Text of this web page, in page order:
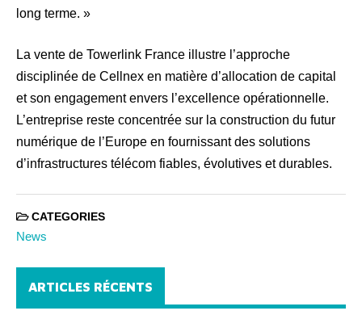
long terme. »
La vente de Towerlink France illustre l’approche
disciplinée de Cellnex en matière d’allocation de capital
et son engagement envers l’excellence opérationnelle.
L’entreprise reste concentrée sur la construction du futur
numérique de l’Europe en fournissant des solutions
d’infrastructures télécom fiables, évolutives et durables.
CATEGORIES
News
ARTICLES RÉCENTS